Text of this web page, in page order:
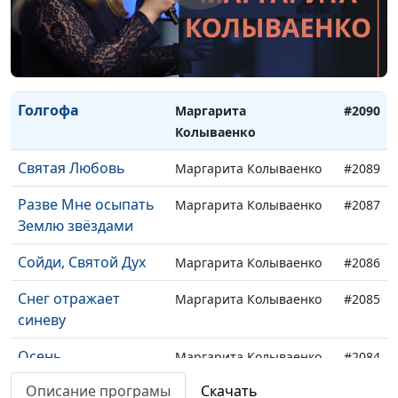
Я люблю Тебя, Боже Маргарита Колываенко #2092
Так иногда бывает Маргарита Колываенко #2091
Голгофа
Маргарита
Колываенко
#2090
Святая Любовь Маргарита Колываенко #2089
Разве Мне осыпать
Землю звёздами
Маргарита Колываенко #2087
Сойди, Святой Дух Маргарита Колываенко #2086
Снег отражает
синеву
Маргарита Колываенко #2085
Осень Маргарита Колываенко #2084
Ты для меня Лоза
Маргарита Колываенко
Описание програмы Скачать